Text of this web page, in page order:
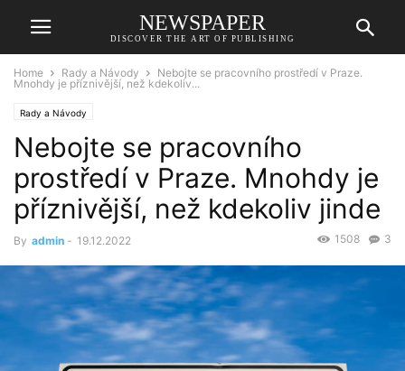
NEWSPAPER
DISCOVER THE ART OF PUBLISHING
Home Rady a Návody
Nebojte se pracovního prostředí v Praze.
Mnohdy je příznivější, než kdekoliv...
Rady a Návody
Nebojte se pracovního
prostředí v Praze. Mnohdy je
příznivější, než kdekoliv jinde
By admin - 19.12.2022 3
1508